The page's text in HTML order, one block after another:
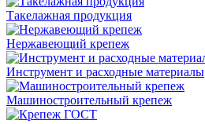
Такелажная продукция
Нержавеющий крепеж
Инструмент и расходные материалы
Машиностроительный крепеж